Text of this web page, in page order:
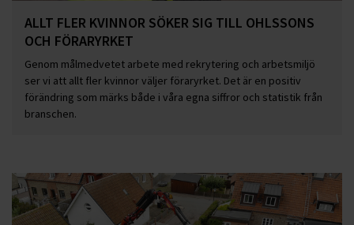
ALLT FLER KVINNOR SÖKER SIG TILL OHLSSONS
OCH FÖRARYRKET
Genom målmedvetet arbete med rekrytering och arbetsmiljö
ser vi att allt fler kvinnor väljer föraryrket. Det är en positiv
förändring som märks både i våra egna siffror och statistik från
branschen.